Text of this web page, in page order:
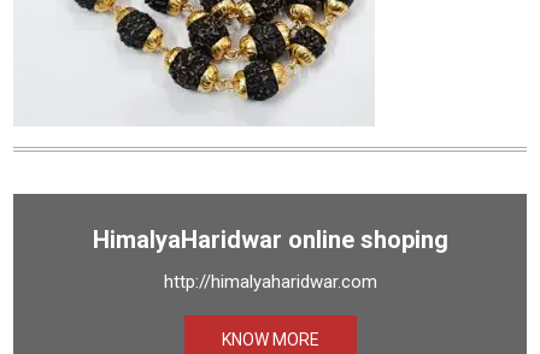
HimalyaHaridwar online shoping
http://himalyaharidwar.com
KNOW MORE